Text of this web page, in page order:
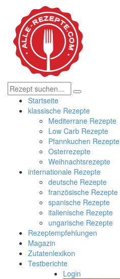
Startseite
klassische Rezepte
Mediterrane Rezepte
Low Carb Rezepte
Pfannkuchen Rezepte
Osterrezepte
Weihnachtsrezepte
internationale Rezepte
deutsche Rezepte
französische Rezepte
spanische Rezepte
italienische Rezepte
ungarische Rezepte
Rezeptempfehlungen
Magazin
Zutatenlexikon
Testberichte
Login